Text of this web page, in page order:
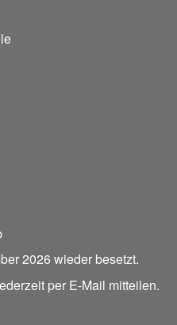
2026 wieder besetzt.
per E-Mail mitteilen.